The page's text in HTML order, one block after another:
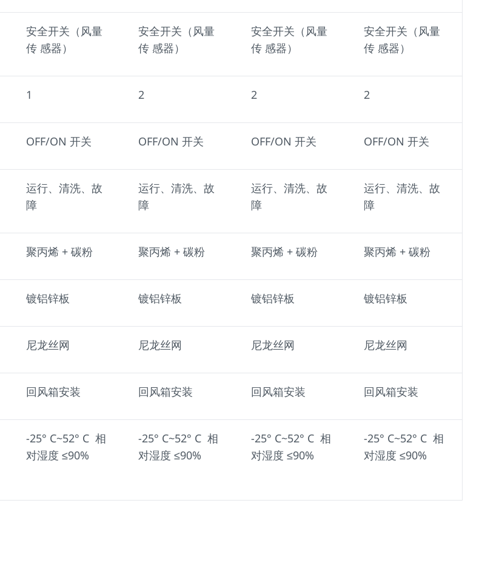
安全开关（风量
传 感器）
安全开关（风量
传 感器）
安全开关（风量
传 感器）
安全开关（风量
传 感器）
1 2 2 2
OFF/ON 开关 OFF/ON 开关 OFF/ON 开关 OFF/ON 开关
运行、清洗、故
障
运行、清洗、故
障
运行、清洗、故
障
运行、清洗、故
障
聚丙烯 + 碳粉 聚丙烯 + 碳粉 聚丙烯 + 碳粉 聚丙烯 + 碳粉
镀铝锌板 镀铝锌板 镀铝锌板 镀铝锌板
尼龙丝网 尼龙丝网 尼龙丝网 尼龙丝网
回风箱安装 回风箱安装 回风箱安装 回风箱安装
-25° C~52° C 相
对湿度 ≤90%
-25° C~52° C 相
对湿度 ≤90%
-25° C~52° C 相
对湿度 ≤90%
-25° C~52° C 相
对湿度 ≤90%